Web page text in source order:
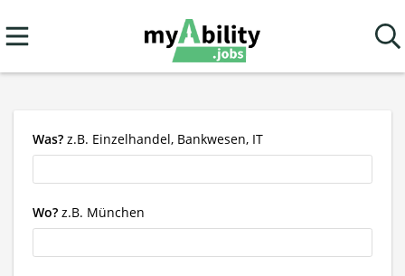
Was? z.B. Einzelhandel, Bankwesen, IT
Wo? z.B. München